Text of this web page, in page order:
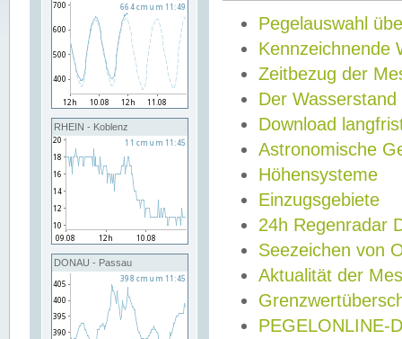
RHEIN - Koblenz
DONAU - Passau
Pegelauswahl
Kennzeichnende
Zeitbezug der
Der Wasserstand
Download
Astronomische
Höhensysteme
Einzugsgebiete
24h Regenradar
Seezeichen von
Aktualität der
PEGELONLINE-